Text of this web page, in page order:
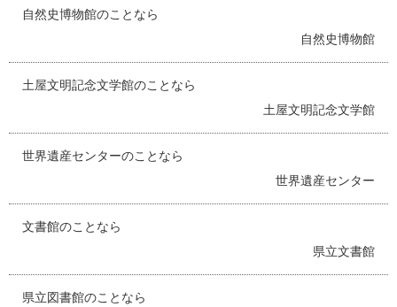
自然史博物館のことなら
自然史博物館
土屋文明記念文学館のことなら
土屋文明記念文学館
世界遺産センターのことなら
世界遺産センター
文書館のことなら
県立文書館
県立図書館のことなら